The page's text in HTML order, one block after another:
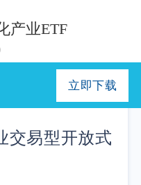
产业ETF
交易型开放式
立即下载